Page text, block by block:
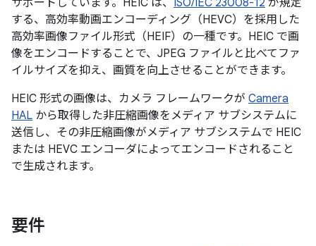
サポートしています。HEIC は、 ISO/IEC 23008-12 が規定
する、高効率動画エンコーディング（HEVC）を採用した
高効率画像ファイル形式（HEIF）の一種です。HEIC で画
像をエンコードすることで、JPEG ファイルと比べてファ
イルサイズを抑え、画質を向上させることができます。
HEIC 形式の画像は、カメラ フレームワークが Camera
HAL から取得した非圧縮画像をメディア サブシステムに
送信し、その非圧縮画像がメディア サブシステムで HEIC
または HEVC エンコーダによってエンコードされること
で生成されます。
要件